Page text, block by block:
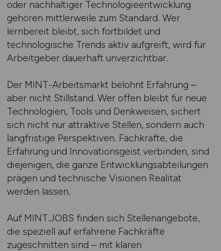
oder nachhaltiger Technologieentwicklung
gehören mittlerweile zum Standard. Wer
lernbereit bleibt, sich fortbildet und
technologische Trends aktiv aufgreift, wird für
Arbeitgeber dauerhaft unverzichtbar.
Der MINT-Arbeitsmarkt belohnt Erfahrung –
aber nicht Stillstand. Wer offen bleibt für neue
Technologien, Tools und Denkweisen, sichert
sich nicht nur attraktive Stellen, sondern auch
langfristige Perspektiven. Fachkräfte, die
Erfahrung und Innovationsgeist verbinden, sind
diejenigen, die ganze Entwicklungsabteilungen
prägen und technische Visionen Realität
werden lassen.
Auf MINT.JOBS finden sich Stellenangebote,
die speziell auf erfahrene Fachkräfte
zugeschnitten sind – mit klaren